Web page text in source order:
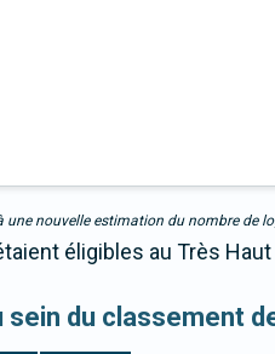
une nouvelle estimation du nombre de
éligibles au Très
sein du classement